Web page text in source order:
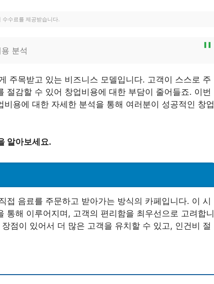
수료를 제공받습니다.
분석
주목받고 있는 비즈니스 모델입니다. 고객이 스스로 주
절감할 수 있어 창업비용에 대한 부담이 줄어들죠. 이번
용에 대한 자세한 분석을 통해 여러분이 성공적인 창업
알아보세요.
접 음료를 주문하고 받아가는 방식의 카페입니다. 이 시
통해 이루어지며, 고객의 편리함을 최우선으로 고려합니
점이 있어서 더 많은 고객을 유치할 수 있고, 인건비 절